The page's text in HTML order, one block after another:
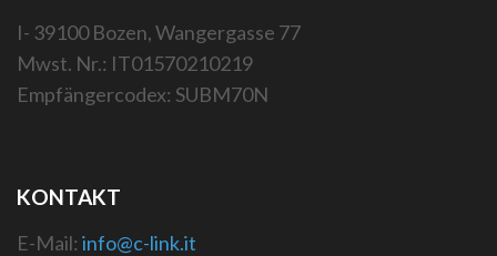
I- 39100 Bozen, Wangergasse 77
Mwst. Nr.: IT01570210219
Empfängercodex: SUBM70N
KONTAKT
E-Mail: info@c-link.it